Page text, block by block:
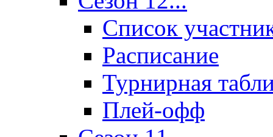
Список
Расписание
Турнирная
Плей-офф